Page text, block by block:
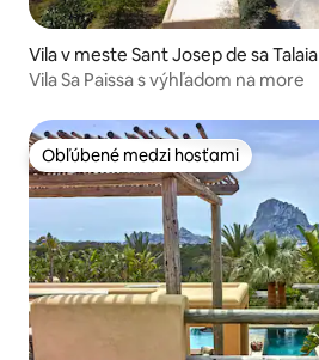
Vila v meste Sant Josep de sa Talaia
Vila Sa Paissa s výhľadom na more
Obľúbené medzi hosťami
Obľúbené medzi hosťami